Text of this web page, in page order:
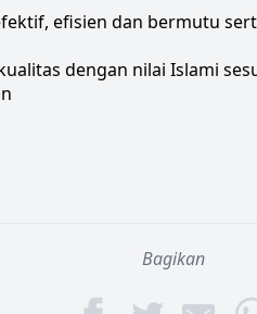
efisien dan bermutu
dengan nilai Islami
Bagikan